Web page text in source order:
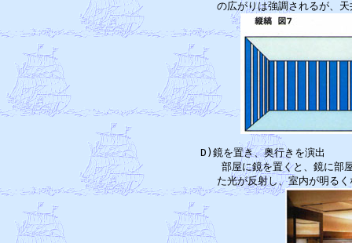
D)鏡を置
部屋に鏡を置くと、鏡に部屋